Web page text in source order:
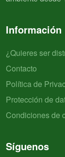
Información
¿Quieres ser
Contacto
Política de
Protección de
Condiciones de
Síguenos